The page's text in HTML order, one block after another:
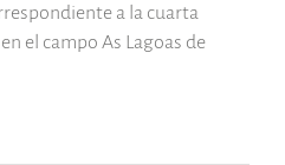
a la cuarta
el campo As Lagoas de